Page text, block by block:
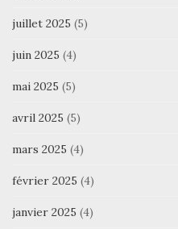
juillet 2025 (5)
juin 2025 (4)
mai 2025 (5)
avril 2025 (5)
mars 2025 (4)
février 2025 (4)
janvier 2025 (4)